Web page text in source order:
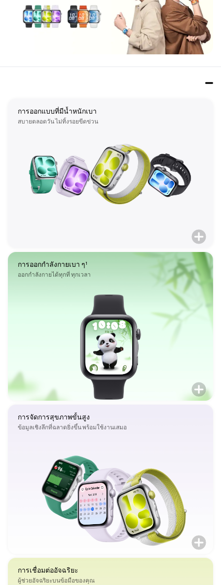
การออกแบบที่มีน้ำหนักเบา
สบายตลอดวัน ไม่ทิ้งรอยขีดข่วน
การออกกำลังกายเบา ๆ¹
ออกกำลังกายได้ทุกที่ ทุกเวลา
การจัดการสุขภาพขั้นสูง
ข้อมูลเชิงลึกที่ฉลาดยิ่งขึ้น พร้อมใช้งานเสมอ
การเชื่อมต่ออัจฉริยะ
ผู้ช่วยอัจฉริยะบนข้อมือของคุณ